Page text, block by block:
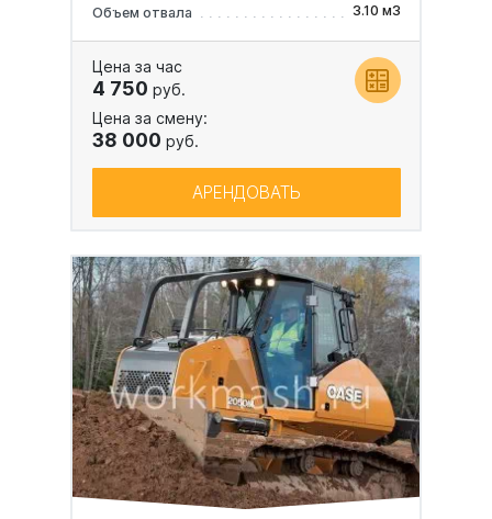
Объем отвала
3.10 м3
Цена за час
4 750 руб.
Цена за смену:
38 000 руб.
АРЕНДОВАТЬ